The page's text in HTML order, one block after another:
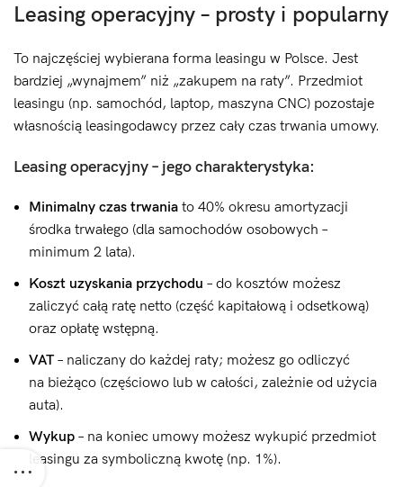
Leasing operacyjny – prosty i popularny
To najczęściej wybierana forma leasingu w Polsce. Jest
bardziej „wynajmem” niż „zakupem na raty”. Przedmiot
leasingu (np. samochód, laptop, maszyna CNC) pozostaje
własnością leasingodawcy przez cały czas trwania umowy.
Leasing operacyjny – jego charakterystyka:
Minimalny czas trwania to 40% okresu amortyzacji
środka trwałego (dla samochodów osobowych –
minimum 2 lata).
Koszt uzyskania przychodu – do kosztów możesz
zaliczyć całą ratę netto (część kapitałową i odsetkową)
oraz opłatę wstępną.
VAT– naliczany do każdej raty; możesz go odliczyć
na bieżąco (częściowo lub w całości, zależnie od użycia
auta).
Wykup – na koniec umowy możesz wykupić przedmiot
leasingu za symboliczną kwotę (np. 1%).